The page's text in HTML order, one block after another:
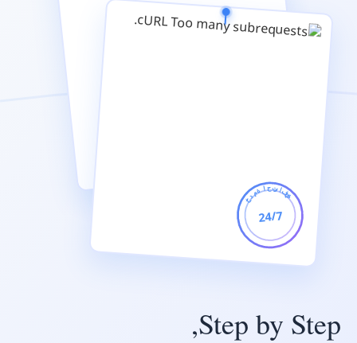
خدمة احترافية
24/7
Step by Step,